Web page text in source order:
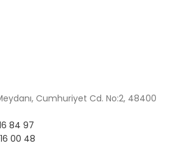
Cumhuriyet Cd. No:2, 48400
84 97
00 48